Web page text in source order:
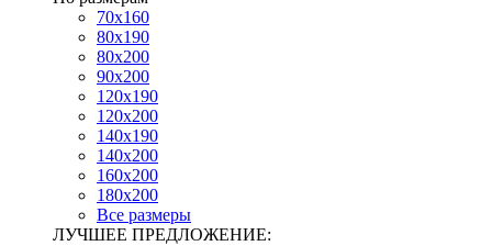
70х160
80х190
80х200
90х200
120х190
120х200
140х190
140х200
160х200
180х200
Все размеры
ЛУЧШЕЕ ПРЕДЛОЖЕНИЕ: